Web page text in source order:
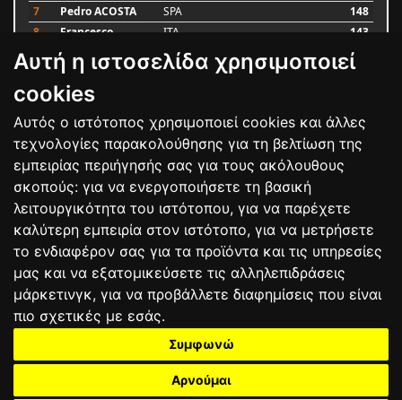
Αυτή η ιστοσελίδα χρησιμοποιεί
cookies
Αυτός ο ιστότοπος χρησιμοποιεί cookies και άλλες
τεχνολογίες παρακολούθησης για τη βελτίωση της
εμπειρίας περιήγησής σας για τους ακόλουθους
σκοπούς: για να ενεργοποιήσετε τη βασική
λειτουργικότητα του ιστότοπου, για να παρέχετε
καλύτερη εμπειρία στον ιστότοπο, για να μετρήσετε
το ενδιαφέρον σας για τα προϊόντα και τις υπηρεσίες
μας και να εξατομικεύσετε τις αλληλεπιδράσεις
μάρκετινγκ, για να προβάλλετε διαφημίσεις που είναι
πιο σχετικές με εσάς.
Συμφωνώ
Αρνούμαι
7
Pedro ACOSTA SPA
148
8
Francesco ITA 143
9 Alex MARQUEZ SPA
Luca MARINI
Bαθμολογία
ΟΡΟΙ ΧΡΗΣΗΣΠΟΛΙΤΙΚΗ ΠΡΟΣΤΑΣΙΑΣ
ΑΓΩΝΕΣΑΠΟΤΕΛΕΣΜΑΤΑΑΓΟΡΑ